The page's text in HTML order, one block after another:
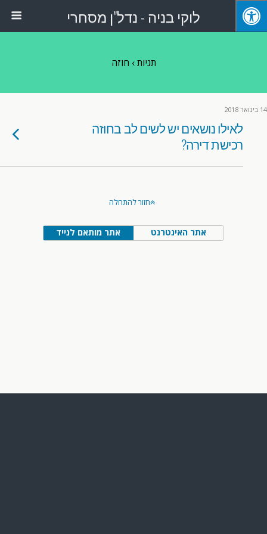
לוקי בניה - נדל"ן מסחרי
תגיות › חוזה
14 בינואר 2018
לאילו נושאים יש לשים לב בחוזה
רכישת דירה?
חזור להתחלה
אתר מותאם לנייד אתר האינטרנט